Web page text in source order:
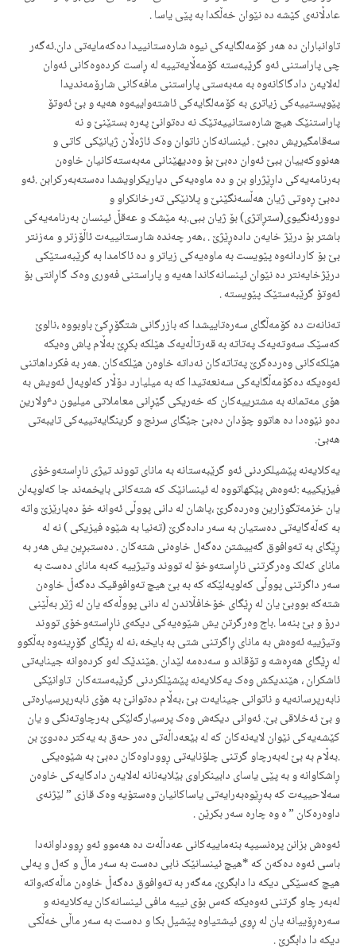
عادڵانەی کێشە دە نێوان خەڵکدا بە پێی یاسا .
تاوانباران دە هەر کۆمەلگایەکی نیوە شارەستانییدا دەکەمایەتی دان.ئەگەر
چی پاراستنی ئەو گرێبەستە کۆمەڵایەتییە لە ڕاست کردەوەکانی ئەوان
لەلایەن دادگاکانەوە بە مەبەستی پاراستنی مافەکانی شارۆمەندیدا
پێویستییەکی زیاتری بە کۆمەلگایەکی ئاشتەواییەوە هەیە و بێ ئەوتۆ
پاراستنێک هیچ شارەستانییەتێک نە دەتوانێ پەرە بستێنێ و نە
سەقامگیریش دەبێ . ئینسانەکان ناتوان وەک ئاژەڵان ژیانێکی کاتی و
هەنووکەییان ببێ ئەوان دەبێ بۆ وەدیهێنانی مەبەستەکانیان خاوەن
بەرنامەیەکی داڕێژراو بن و دە ماوەیەکی دیاریکراویشدا دەستەبەرکرابن .ئەو
دەبێ ڕەوتی ژیان هەڵسەنگێنێ و پلانێکی تەرخانکراو و
دوورئەنگیوی(ستڕاتژی) بۆ ژیان ببی.بە مێشک و عەقڵ ئینسان بەرنامەیەکی
باشتر بۆ درێژ خایەن دادەڕێژێ . ،هەر چەندە شارستانییەت ئاڵۆزتر و مەزنتر
بێ بۆ کاردانەوە پێویست بە ماوەیەکی زیاتر و دە ئاکامدا بە گرێبەستێکی
درێژخایەنتر دە نێوان ئینسانەکاندا هەیە و پاراستنی فەوری وەک گاڕانتی بۆ
ئەوتۆ گرێبەستێک پێویستە .
تەنانەت دە کۆمەڵگای سەرەتاییشدا کە بازرگانی شتگۆڕکێ باوبووە ،نالوێ
کەسێک سەوتەیەک پەتاتە بە قەرتاڵەیەک هێلکە بکڕێ بەڵام پاش وەیکە
هێلکەکانی وەردەگرێ پەتاتەکان نەداتە خاوەن هێلکەکان .هەر بە فکرداهاتنی
ئەوەیکە دەکۆمەڵگایەکی سەنعەتیدا کە بە میلیارد دۆڵار کەلوپەل ئەویش بە
هۆی مەتمانە بە مشترییەکان کە خەریکی گێڕانی معاملاتی میلیون دٶلارین
دەو نێوەدا دە هاتوو چۆدان دەبێ جێگای سرنج و گرینگایەتییەکی تایبەتی
هەبێ.
یەکلایەنە پێشیلکردنی ئەو گرێبەستانە بە مانای تووند تیژی ناڕاستەوخۆی
فیزیکییە :ئەوەش پێکهاتووە لە ئینسانێک کە شتەکانی بایخمەند جا کەلوپەلن
یان خزمەتگوزارین وەردەگرێ ،پاشان لە دانی پووڵی ئەوانە خۆ دەپارێزێ واتە
بە کەڵەگایەتی دەستیان بە سەر دادەگرێ (تەنیا بە شێوە فیزیکی ) نە لە
ڕێگای بە تەوافوق گەییشتن دەگەل خاوەنی شتەکان . دەستبڕین یش هەر بە
مانای کەلک وەرگرتنی ناڕاستەوخۆ لە تووند وتیژییە کەبە مانای دەست بە
سەر داگرتنی پووڵی کەلوپەلێکە کە بە بێ هیچ تەوافوقیک دەگەڵ خاوەن
شتەکە بووبێ یان لە ڕێگای خۆخافڵاندن لە دانی پووڵەکە یان لە ژێر بەڵێنی
درۆ و بێ بنەما .باج وەرگرتن یش شێوەیەکی دیکەی ناڕاستەوخۆی تووند
وتیژییە ئەوەش بە مانای ڕاگرتنی شتی بە بایخە ،نە لە ڕێگای گۆڕینەوە بەڵکوو
لە ڕێگای هەڕەشە و تۆقاند و سەدەمە لێدان .هێندێک لەو کردەوانە جینایەتی
ئاشکران ، هێندیكش وەک یەکلایەنە پێشێلکردنی گرێبەستەکان تاوانێکی
نابەرپرسانەیە و ناتوانی جینایەت بێ ،بەڵام دەتوانێ بە هۆی نابەرپرسیارەتی
و بێ ئەخلاقی بێ. ئەوانی دیکەش وەک پرسیارگەلێکی بەرچاوتەنگی و یان
کێشەیەکی نێوان لایەنەکان کە لە بێعەداڵەتی دەر حەق بە یەکتر دەدوێ بن
.بەڵام بە بێ لەبەرچاو گرتنی چلۆنایەتی ڕووداوەکان دەبێ بە شێوەیکی
ڕاشکاوانە و بە پێی یاسای دابینکراوی بێلایەنانە لەلایەن دادگایەکی خاوەن
سەلاحییەت کە بەڕێوەبەرایەتی یاساکانیان وەستۆیە وەک قازی ” لێژنەی
داوەرەکان ” ە وە چارە سەر بکرێن .
ئەوەش بزانن پرەنسیپە بنەماییەکانی عەداڵەت دە هەموو ئەو ڕووداوانەدا
باسی ئەوە دەکەن کە *هیچ ئینسانێک نابی دەست بە سەر ماڵ و کەل و پەلی
هیچ کەسێكی دیکە دا دابگرێ، مەگەر بە تەوافوق دەگەڵ خاوەن ماڵەکە،واتە
لەبەر چاو گرتنی ئەوەیکە کەس بۆی نییە مافی ئینسانەکان یەکلایەنە و
سەرەڕۆییانە یان لە ڕوی ئیشتیاوە پێشیل بکا و دەست بە سەر ماڵی خەڵكی
دیکە دا دابگرێ .